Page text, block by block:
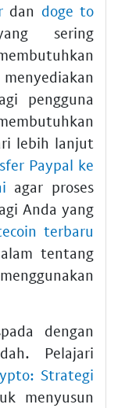
dan doge to
sering
pengguna
lebih lanjut
Paypal ke
agar proses
Anda yang
terbaru
tentang
dengan
Pelajari
Strategi
menyusun